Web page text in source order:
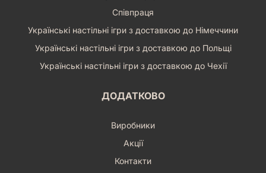
Співпраця
Українські настільні ігри з доставкою до Німеччини
Українські настільні ігри з доставкою до Польщі
Українські настільні ігри з доставкою до Чехії
ДОДАТКОВО
Виробники
Акції
Контакти